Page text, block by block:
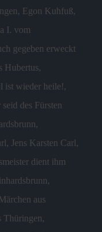
, Egon Kuhfuß,
I. vom
gegeben erweckt
Hubertus,
ist wieder heile!,
des Fürsten
,
, Jens Karsten Carl,
dient ihm
,
aus
Thüringen,